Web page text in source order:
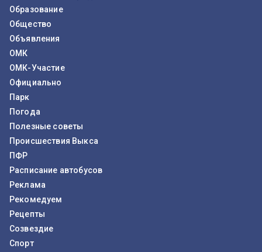
Образование
Общество
Объявления
ОМК
ОМК-Участие
Официально
Парк
Погода
Полезные советы
Происшествия Выкса
ПФР
Расписание автобусов
Реклама
Рекомедуем
Рецепты
Созвездие
Спорт